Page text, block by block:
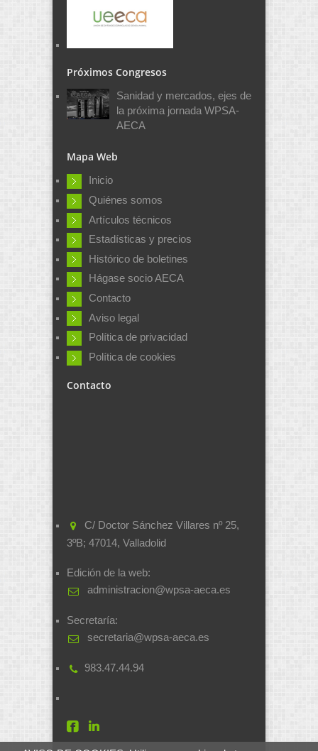
Próximos Congresos
Sanidad y mercados, ejes de
la próxima jornada WPSA-
AECA
Mapa Web
Inicio
Quiénes somos
Artículos técnicos
Estadísticas y precios
Histórico de boletines
Hágase socio AECA
Contacto
Aviso legal
Política de privacidad
Política de cookies
Contacto
C/ Doctor Sánchez Villares nº 25,
3ºB; 47014, Valladolid
Edición de la web:
administracion@wpsa-aeca.es
Secretaría:
secretaria@wpsa-aeca.es
983.47.44.94